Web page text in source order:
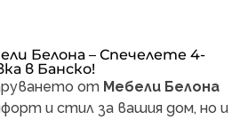
Белона – Спечелете 4-
в Банско!
от Мебели Белона
и стил за вашия дом, но и